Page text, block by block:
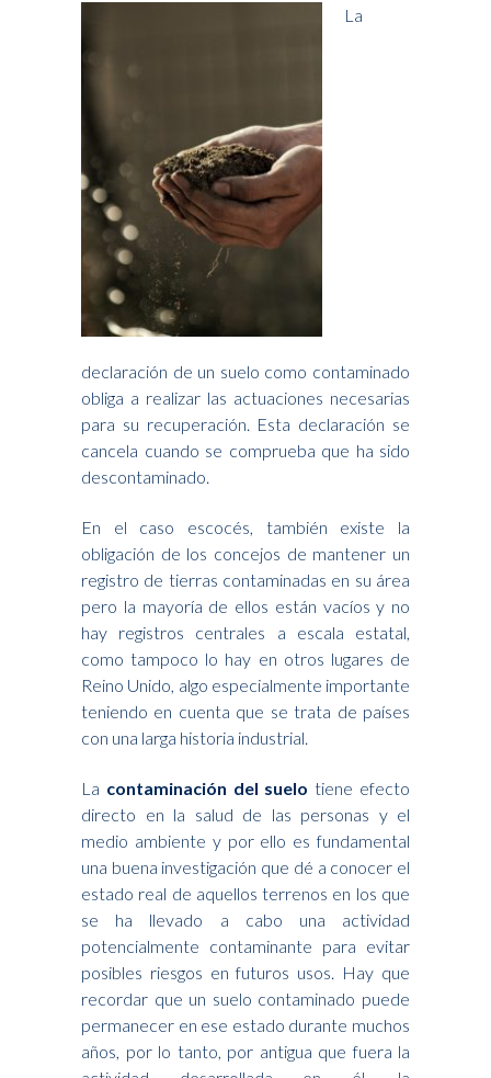
La
declaración de un suelo como contaminado
obliga a realizar las actuaciones necesarias
para su recuperación. Esta declaración se
cancela cuando se comprueba que ha sido
descontaminado.
En el caso escocés, también existe la
obligación de los concejos de mantener un
registro de tierras contaminadas en su área
pero la mayoría de ellos están vacíos y no
hay registros centrales a escala estatal,
como tampoco lo hay en otros lugares de
Reino Unido, algo especialmente importante
teniendo en cuenta que se trata de países
con una larga historia industrial.
La contaminación del suelo tiene efecto
directo en la salud de las personas y el
medio ambiente y por ello es fundamental
una buena investigación que dé a conocer el
estado real de aquellos terrenos en los que
se ha llevado a cabo una actividad
potencialmente contaminante para evitar
posibles riesgos en futuros usos. Hay que
recordar que un suelo contaminado puede
permanecer en ese estado durante muchos
años, por lo tanto, por antigua que fuera la